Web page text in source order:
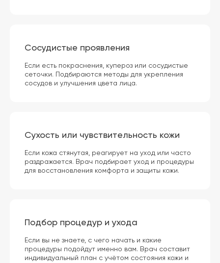
Сосудистые проявления
Если есть покраснения, купероз или сосудистые
сеточки. Подбираются методы для укрепления
сосудов и улучшения цвета лица.
Сухость или чувствительность кожи
Если кожа стянутая, реагирует на уход или часто
раздражается. Врач подбирает уход и процедуры
для восстановления комфорта и защиты кожи.
Подбор процедур и ухода
Если вы не знаете, с чего начать и какие
процедуры подойдут именно вам. Врач составит
индивидуальный план с учётом состояния кожи и